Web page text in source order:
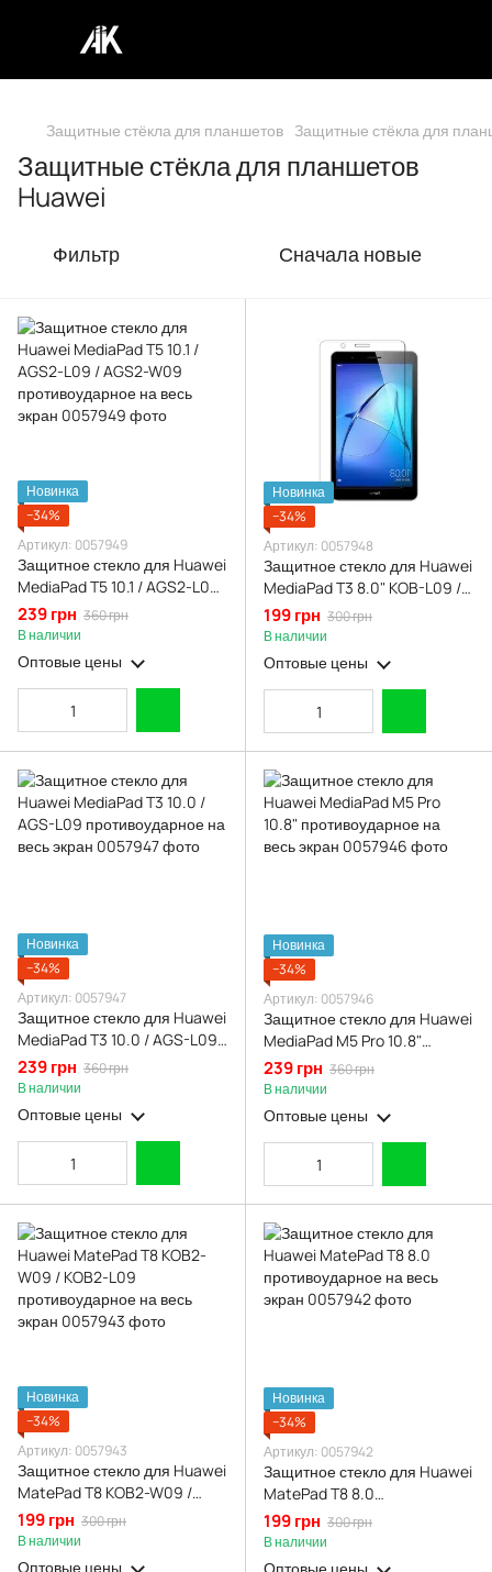
Защитные стёкла для планшетов Защитные стёкла для
Защитные стёкла для планшетов
Huawei
Фильтр Сначала новые
Новинка
−34%
Артикул: 0057949
Защитное стекло для Huawei
MediaPad T5 10.1 / AGS2-L09
/ AGS2-W09
противоударное на весь
экран
239 грн 360 грн
В наличии
Оптовые цены
Новинка
−34%
Артикул: 0057948
Защитное стекло для Huawei
MediaPad T3 8.0" KOB-L09 /
KOB-W09 противоударное
на весь экран
199 грн 300 грн
В наличии
Оптовые цены
Новинка
−34%
Артикул: 0057947
Защитное стекло для Huawei
MediaPad T3 10.0 / AGS-L09
противоударное на весь
экран
239 грн 360 грн
В наличии
Оптовые цены
Новинка
−34%
Артикул: 0057946
Защитное стекло для Huawei
MediaPad M5 Pro 10.8"
противоударное на весь
экран
239 грн 360 грн
В наличии
Оптовые цены
Новинка
−34%
Артикул: 0057943
Защитное стекло для Huawei
MatePad T8 KOB2-W09 /
KOB2-L09 противоударное
на весь экран
199 грн 300 грн
В наличии
Оптовые цены
Новинка
−34%
Артикул: 0057942
Защитное стекло для Huawei
MatePad T8 8.0
противоударное на весь
экран
199 грн 300 грн
В наличии